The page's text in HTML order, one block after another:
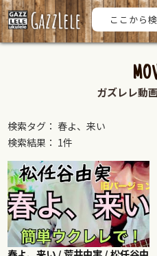
ガズレレ動
検索タグ： 春よ、来い
検索結果： 1件